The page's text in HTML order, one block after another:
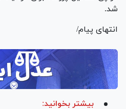
شد.
انتهای پیام/
بیشتر بخوانید: